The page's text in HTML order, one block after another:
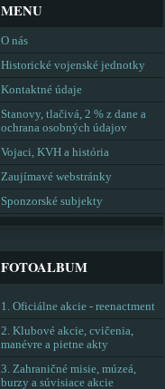
MENU
O nás
Historické vojenské jednotky
Kontaktné údaje
Stanovy, tlačivá, 2 % z dane a
ochrana osobných údajov
Vojaci, KVH a história
Zaujímavé webstránky
Sponzorské subjekty
FOTOALBUM
1. Oficiálne akcie - reenactment
2. Klubové akcie, cvičenia,
manévre a pietne akty
3. Zahraničné misie, múzeá,
burzy a súvisiace akcie